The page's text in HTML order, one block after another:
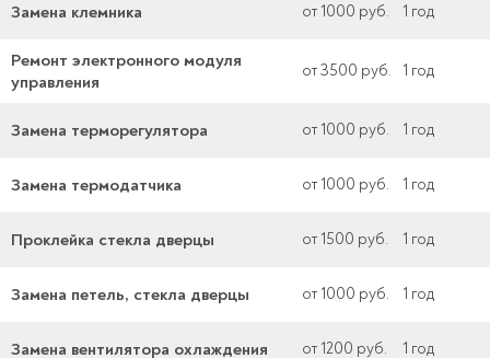
Замена клемника от 1000 руб. 1 год
Ремонт электронного модуля
управления
от 3500 руб. 1 год
Замена терморегулятора от 1000 руб. 1 год
Замена термодатчика от 1000 руб. 1 год
Проклейка стекла дверцы от 1500 руб. 1 год
Замена петель, стекла дверцы от 1000 руб. 1 год
Замена вентилятора охлаждения от 1200 руб. 1 год